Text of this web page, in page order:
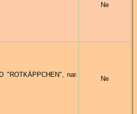
Ne
"ROTKÄPPCHEN", nar.
Ne